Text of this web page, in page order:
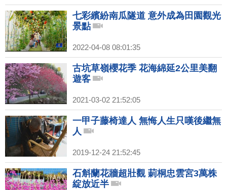
七彩繽紛南瓜隧道 意外成為田園觀光
景點
2022-04-08 08:01:35
古坑草嶺櫻花季 花海綿延2公里美翻
遊客
2021-03-02 21:52:05
一甲子藤椅達人 無悔人生只嘆後繼無
人
2019-12-24 21:52:45
石斛蘭花牆超壯觀 莿桐忠雲宮3萬株
綻放近半